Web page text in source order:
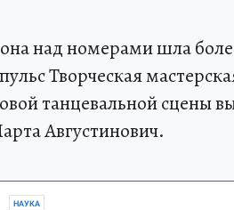
над номерами шла
Творческая
танцевальной сцены
Августинович.
НАУКА